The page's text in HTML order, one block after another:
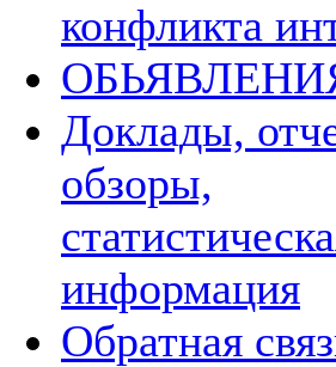
конфликта
Доклады,
обзоры,
информация
Обратная